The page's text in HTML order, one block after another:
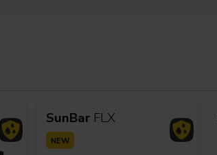
SunBar FLX
NEW